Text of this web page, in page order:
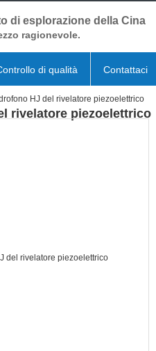
di esplorazione della Cina
ragionevole.
di qualità Contattaci
HJ del rivelatore piezoelettrico
rivelatore piezoelettrico